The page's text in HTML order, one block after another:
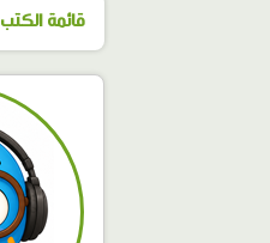
قائمة الكتب